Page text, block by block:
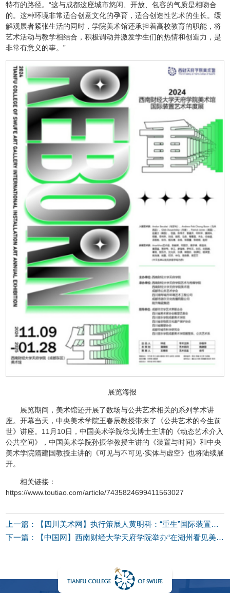
特有的路径。“这与成都这座城市悠闲、开放、包容的气质是相吻合
的。这种环境非常适合创意文化的孕育，适合创造性艺术的生长。缓
解观展者紧张生活的同时，学院美术馆还承担着高校教育的职能，将
艺术活动与教学相结合，积极调动并激发学生们的热情和创造力，是
非常有意义的事。”
展览海报
展览期间，美术馆还开展了数场与公共艺术相关的系列学术讲
座。开幕当天，中央美术学院王春辰教授带来了《公共艺术的今生前
世》讲座。11月10日，中国美术学院徐戈博士主讲的《动态艺术介入
公共空间》，中国美术学院孙振华教授主讲的《装置与时间》和中央
美术学院隋建国教授主讲的《可见与不可见·实体与虚空》也将陆续展
开。
相关链接：
https://www.toutiao.com/article/7435824699411563027
上一篇：【四川美术网】执行策展人黄明科：“重生”国际装置艺术展的四大特点
下一篇：【中国网】西南财经大学天府学院举办“在湖州看见美丽中国”专场招聘会